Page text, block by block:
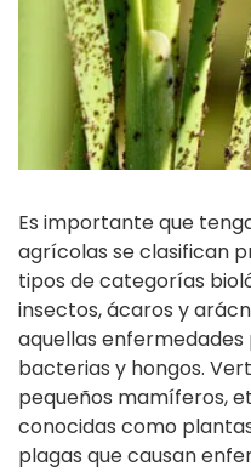
Es importante que
agrícolas se clasifican
tipos de categorías
insectos, ácaros y
aquellas enfermedades
bacterias y hongos.
pequeños mamíferos,
conocidas como
plagas que causan